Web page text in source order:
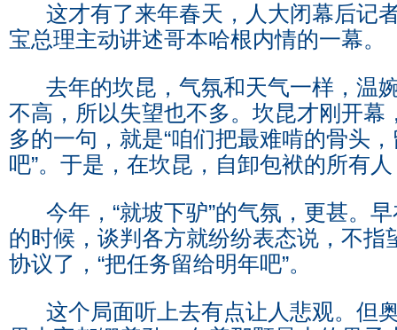
这才有了来年春天，人大闭幕后记
宝总理主动讲述哥本哈根内情的一幕。
去年的坎昆，气氛和天气一样，温
不高，所以失望也不多。坎昆才刚开幕
多的一句，就是“咱们把最难啃的骨头
吧”。于是，在坎昆，自卸包袱的所有
今年，“就坡下驴”的气氛，更甚。早
的时候，谈判各方就纷纷表态说，不指
协议了，“把任务留给明年吧”。
这个局面听上去有点让人悲观。但